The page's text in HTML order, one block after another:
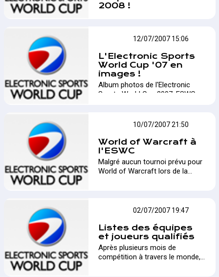
2008 !
coupe de France 2008 ! Un grand
salon du gaming se déroulera
durant le dernier week-end
d'Octobre dans la ville de Colmar.
Des milliers d'euros et 9000? de
cashprize seront à gagner !…
12/07/2007 15:06
L'Electronic Sports
World Cup '07 en
images !
Album photos de l'Electronic
Sports World Cup 2007, ESWC
moins de 4 jours.…10/07/2007 21:50
World of Warcraft à
l'ESWC
Malgré aucun tournoi prévu pour
World of Warcraft lors de la
02/07/2007 19:47
Listes des équipes
et joueurs qualifiés
Après plusieurs mois de
compétition à travers le monde,